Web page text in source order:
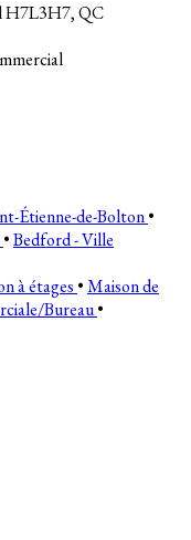
H7L3H7, QC
Étienne-de-Bolton•
•Bedford - Ville
à étages •Maison de
Bureau•